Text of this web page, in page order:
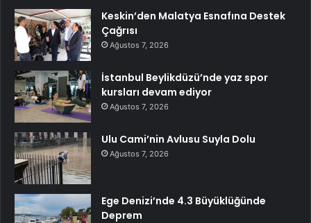
Keskin’den Malatya Esnafına Destek
Çağrısı
Ağustos 7, 2026
İstanbul Beylikdüzü’nde yaz spor
kursları devam ediyor
Ağustos 7, 2026
Ulu Cami’nin Avlusu Suyla Dolu
Ağustos 7, 2026
Ege Denizi’nde 4.3 Büyüklüğünde
Deprem